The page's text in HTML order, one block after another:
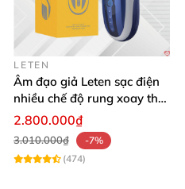
LETEN
Âm đạo giả Leten sạc điện
nhiều chế độ rung xoay thụt
rên rỉ
2.800.000₫
3.010.000₫
-7%
(474)